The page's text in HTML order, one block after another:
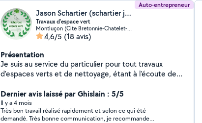
Auto-entrepreneur
Jason Schartier (schartier jason)
Travaux d'espace vert
Montluçon (Cite Bretonnie-Chatelet-Favieres-Conches)
4,6/5 (18 avis)
Présentation
Je suis au service du particulier pour tout travaux
d'espaces verts et de nettoyage, étant à l'écoute des
Dernier avis laissé par Ghislain : 5/5
Il y a 4 mois
Très bon travail réalisé rapidement et selon ce qui été
demandé. Très bonne communication, je recommande